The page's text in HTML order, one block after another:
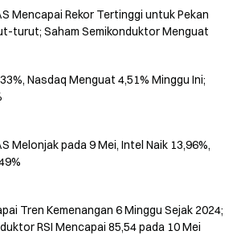
Mencapai Rekor Tertinggi untuk Pekan
turut; Saham Semikonduktor Menguat
Nasdaq Menguat 4,51% Minggu Ini;
Melonjak pada 9 Mei, Intel Naik 13,96%,
Tren Kemenangan 6 Minggu Sejak 2024;
RSI Mencapai 85,54 pada 10 Mei